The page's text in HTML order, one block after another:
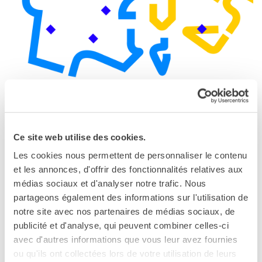
Ce site web utilise des cookies.
Les cookies nous permettent de personnaliser le contenu
et les annonces, d'offrir des fonctionnalités relatives aux
médias sociaux et d'analyser notre trafic. Nous
partageons également des informations sur l'utilisation de
notre site avec nos partenaires de médias sociaux, de
publicité et d'analyse, qui peuvent combiner celles-ci
avec d'autres informations que vous leur avez fournies
ou qu'ils ont collectées lors de votre utilisation de leurs
Contacts
Organigramme
Emplois/stages
Marchés Publics
NOS MÉCÈNES
I Vantaggi
I contatti
I nostri sostenitori
ARCHIVES
Café dell'innovazione
Farnèse à la page
Festa della musica
Incontro italo-francesi sul
mondo di domani
nouveau chapitre dynamique dans la collaboration
franco-italienne, ancrée dans le Traité du Quirinal. Initié
par l’Ambassade de France/Institut Français Italia en
partenariat avec le Ministère italien des Affaires
étrangères et de la Coopération internationale
(MAECI), ce programme de mobilité bilatérale
ambitionne d’accélérer la croissance de jeunes
entrepreneurs par un enrichissant échange de savoir-
faire et d’expériences entre les deux pays.